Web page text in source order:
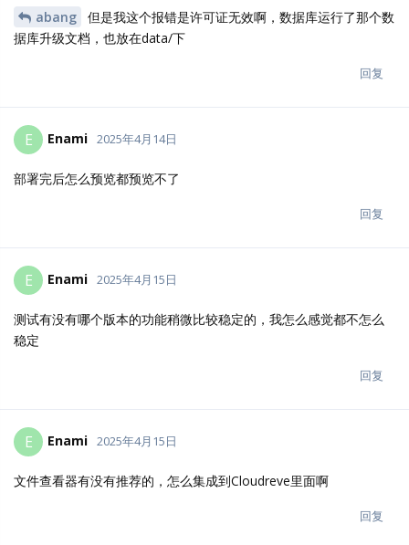
abang
但是我这个报错是许可证无效啊，数据库运行了那个数
据库升级文档，也放在data/下
回复
E Enami 2025年4月14日
部署完后怎么预览都预览不了
回复
E Enami 2025年4月15日
测试有没有哪个版本的功能稍微比较稳定的，我怎么感觉都不怎么
稳定
回复
E Enami 2025年4月15日
文件查看器有没有推荐的，怎么集成到Cloudreve里面啊
回复